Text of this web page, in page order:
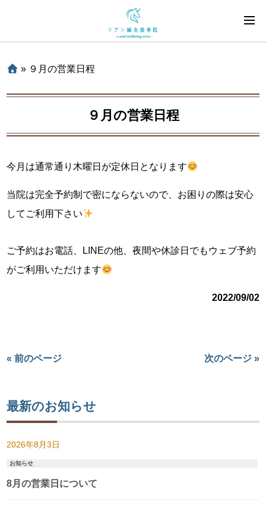
» ９月の営業日程
９月の営業日程
今月は通常通り木曜日が定休日となります
当院は完全予約制で密にならないので、お困りの際は安心
してご利用下さい
ご予約はお電話、LINEの他、夜間や休診日でもウェブ予約
がご利用いただけます
2022/09/02
« 前のページ 次のページ »
最新のお知らせ
2026年8月3日
お知らせ
8月の営業日について